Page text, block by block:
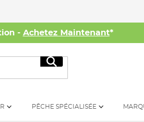
- Achetez Maintenant*
Rechercher
PÊCHE SPÉCIALISÉE